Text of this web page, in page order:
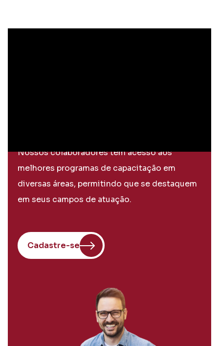
Nossos colaboradores têm acesso aos
melhores programas de capacitação em
diversas áreas, permitindo que se destaquem
em seus campos de atuação.
Cadastre-se